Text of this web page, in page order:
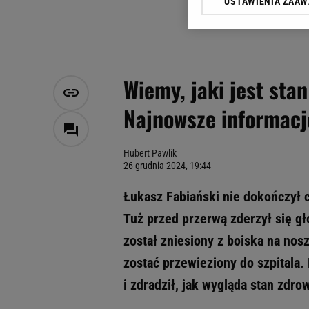
Wiemy, jaki jest
Najnowsze
Hubert Pawlik
26 grudnia 2024, 19:44
Łukasz Fabiański nie
Tuż przed przerwą zderzył się
został zniesiony z boiska na
zostać przewieziony do
i zdradził, jak wygląda stan
Klikając „Akceptuję”
Zaufanych Partnerów i
My, nasi Zaufani
Użycie dokładnych
Przechowywanie